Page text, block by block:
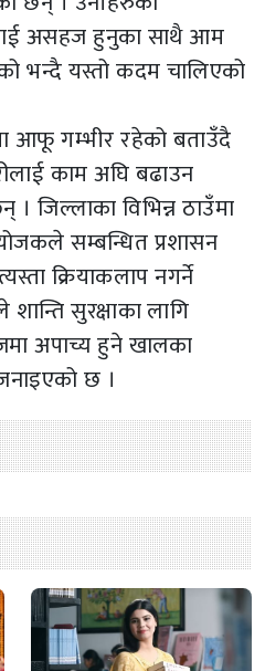
असहज हुनुका साथै आम
भन्दै यस्तो कदम चालिएको
आफू गम्भीर रहेको बताउँदै
काम अघि बढाउन
जिल्लाका विभिन्न ठाउँमा
सम्बन्धित प्रशासन
क्रियाकलाप नगर्ने
सुरक्षाका लागि
अपाच्य हुने खालका
छ ।